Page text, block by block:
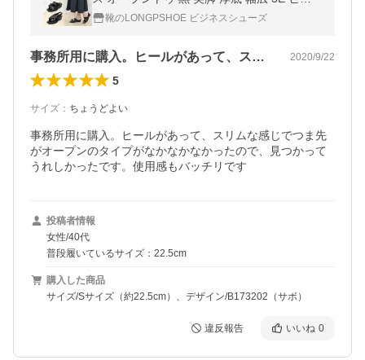
ル6cm ストラップ 革靴 ナースシューズ ナー
スサンダル 蒸れない
靴のLONGPSHOE ビジネスシューズ
事務所用に購入。ヒールがあって、スリム… 2020/9/22
5
サイズ ： ちょうどよい
事務所用に購入。ヒールがあって、スリムな感じでつま先
がオープンのタイプがなかなかなかったので、見つかって
うれしかったです。使用感もバッチリです
投稿者情報
女性/40代
普段履いているサイズ：22.5cm
購入した商品
サイズ/Sサイズ（約22.5cm）、デザイン/B173202（サボ）
違反報告 いいね 0